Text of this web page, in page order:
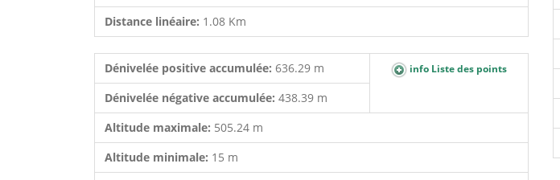
Distance linéaire: 1.08 Km
Dénivelée positive accumulée: 636.29 m info Liste des points
Dénivelée négative accumulée: 438.39 m
Altitude maximale: 505.24 m
Altitude minimale: 15 m